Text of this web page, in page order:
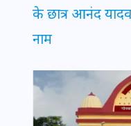
के छात्र आनंद
नाम